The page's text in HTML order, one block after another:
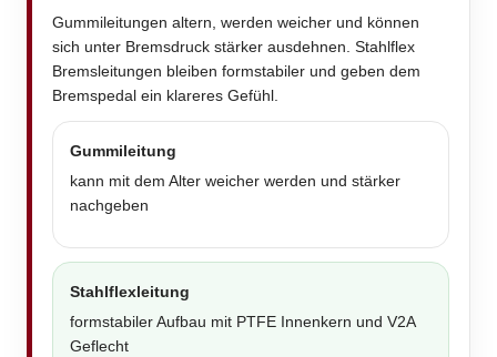
Gummileitungen altern, werden weicher und können
sich unter Bremsdruck stärker ausdehnen. Stahlflex
Bremsleitungen bleiben formstabiler und geben dem
Bremspedal ein klareres Gefühl.
Gummileitung
kann mit dem Alter weicher werden und stärker
nachgeben
Stahlflexleitung
formstabiler Aufbau mit PTFE Innenkern und V2A
Geflecht